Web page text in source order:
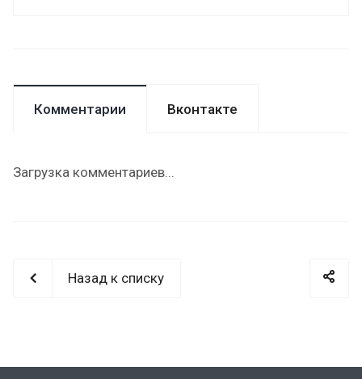
Комментарии Вконтакте
Загрузка комментариев...
Назад к списку